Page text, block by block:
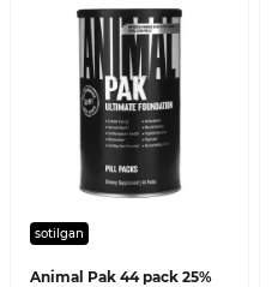
sotilgan
Animal Pak 44 pack 25%